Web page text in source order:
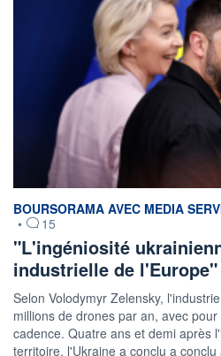
information fournie par
BOURSORAMA AVEC MEDIA
•
15
"L'ingéniosité
industrielle de
Selon Volodymyr Zelensky,
millions de drones par an, avec
cadence. Quatre ans et demi après
territoire, l'Ukraine a conclu a